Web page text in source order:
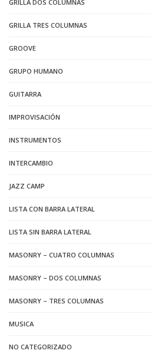
GRILLA DOS COLUMNAS
GRILLA TRES COLUMNAS
GROOVE
GRUPO HUMANO
GUITARRA
IMPROVISACIÓN
INSTRUMENTOS
INTERCAMBIO
JAZZ CAMP
LISTA CON BARRA LATERAL
LISTA SIN BARRA LATERAL
MASONRY – CUATRO COLUMNAS
MASONRY – DOS COLUMNAS
MASONRY – TRES COLUMNAS
MUSICA
NO CATEGORIZADO